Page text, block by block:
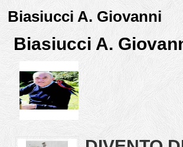
Biasiucci A. Giovanni
Biasiucci A.